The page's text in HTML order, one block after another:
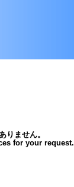
りません。
for your request.